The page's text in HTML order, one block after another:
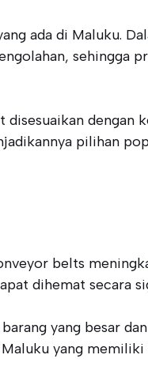
ada di Maluku.
sehingga
dengan
pilihan
belts
dihemat secara
yang besar
yang